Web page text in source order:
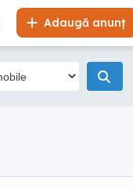
Adaugă anunț